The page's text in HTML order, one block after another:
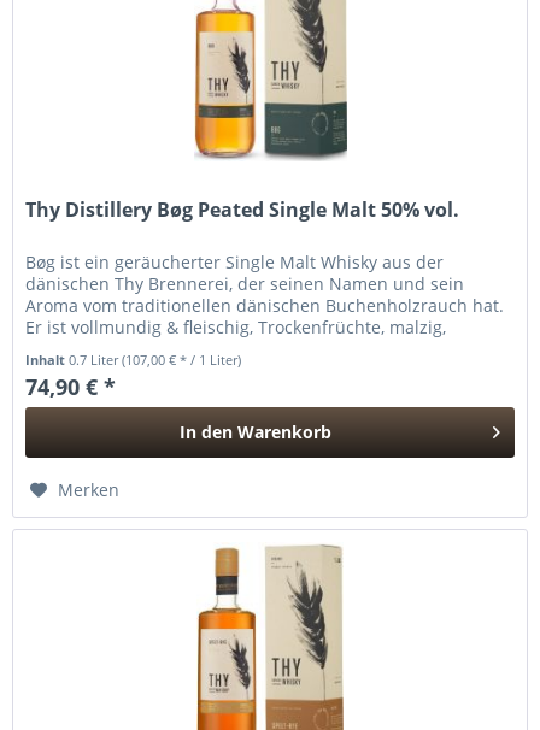
Thy Distillery Bøg Peated Single Malt 50% vol.
Bøg ist ein geräucherter Single Malt Whisky aus der
dänischen Thy Brennerei, der seinen Namen und sein
Aroma vom traditionellen dänischen Buchenholzrauch hat.
Er ist vollmundig & fleischig, Trockenfrüchte, malzig,
Inhalt0.7 Liter(107,00 € * / 1 Liter)
74,90 € *
In den Warenkorb
Merken